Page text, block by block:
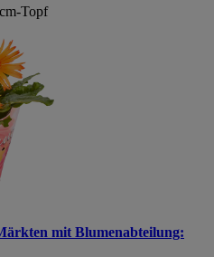
Topf
mit Blumenabteilung: